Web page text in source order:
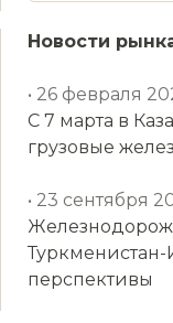
Новости
• 26 февраля
С 7 марта в
грузовые
• 23 сентября
Туркменистан-
перспективы